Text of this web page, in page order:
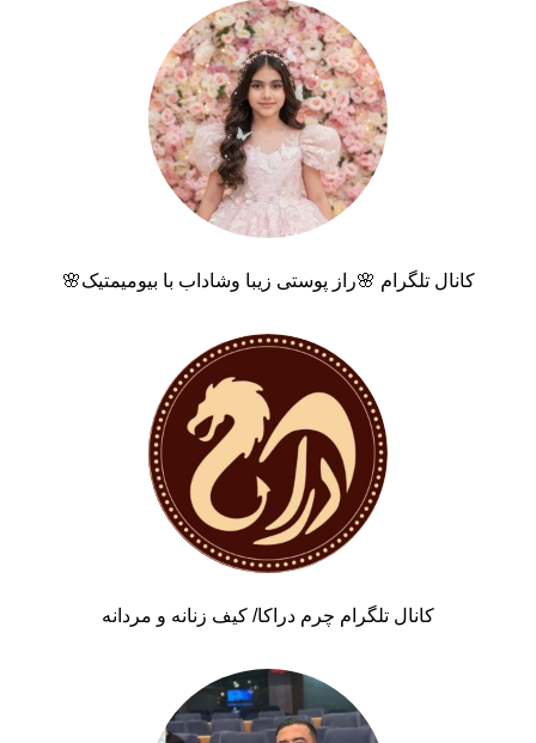
کانال تلگرام 🌸راز پوستی زیبا وشاداب با بیومیمتیک🌸
کانال تلگرام چرم دراکا/ کیف زنانه و مردانه